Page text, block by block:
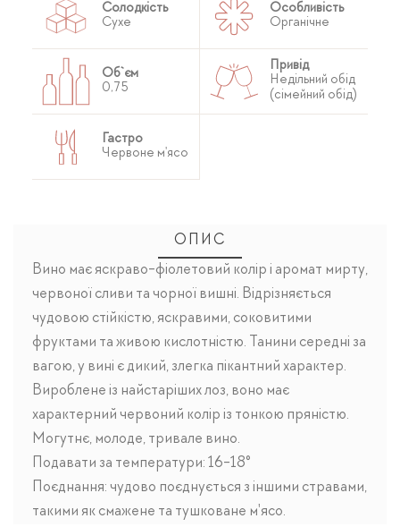
Солодкість
Сухе
Особливість
Органічне
Об`єм
0,75
Привід
Недільний обід
(сімейний обід)
Гастро
Червоне м'ясо
ОПИС
Вино має яскраво-фіолетовий колір і аромат мирту,
червоної сливи та чорної вишні. Відрізняється
чудовою стійкістю, яскравими, соковитими
фруктами та живою кислотністю. Танини середні за
вагою, у вині є дикий, злегка пікантний характер.
Вироблене із найстаріших лоз, воно має
характерний червоний колір із тонкою пряністю.
Могутнє, молоде, тривале вино.
Подавати за температури: 16-18°
Поєднання: чудово поєднується з іншими стравами,
такими як смажене та тушковане м'ясо.